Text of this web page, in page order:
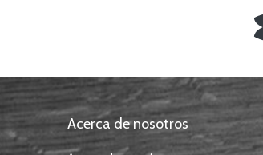
Acerca de nosotros